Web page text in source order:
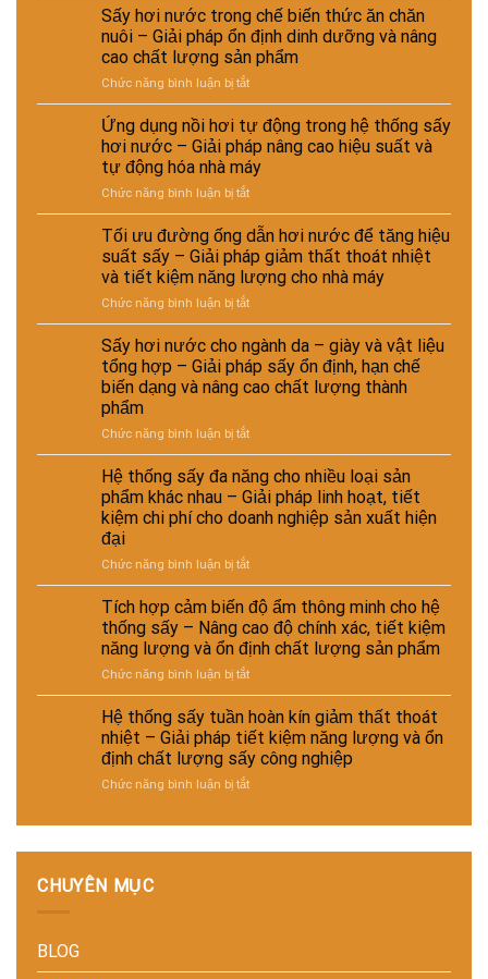
lý
nguyên
liệu
tái
chế
phục
vụ
sản
xuất
công
nghiệp
–
Giải
pháp
nâng
cao
chất
lượng
và
hiệu
suất
sánh
chi
phí
đầu
tư
giữa
hệ
thống
sấy
hơi
nước
và
sấy
điện
–
Lựa
chọn
giải
pháp
kinh
tế
cho
máy
Sấy hơi nước trong chế biến thức ăn chăn
nuôi – Giải pháp ổn định dinh dưỡng và nâng
cao chất lượng sản phẩm
Chức năng bình luận bị tắtở
Sấy
hơi
nước
trong
chế
biến
thức
ăn
chăn
nuôi
–
Giải
pháp
ổn
định
dinh
dưỡng
nâng
cao
chất
lượng
sản
phẩm
Ứng dụng nồi hơi tự động trong hệ thống sấy
hơi nước – Giải pháp nâng cao hiệu suất và
tự động hóa nhà máy
Chức năng bình luận bị tắtở
Ứng
dụng
nồi
hơi
tự
động
trong
hệ
thống
sấy
hơi
–
Giải
pháp
nâng
cao
hiệu
và
động
hóa
nhà
máy
Tối ưu đường ống dẫn hơi nước để tăng hiệu
suất sấy – Giải pháp giảm thất thoát nhiệt
và tiết kiệm năng lượng cho nhà máy
Chức năng bình luận bị tắtở
Tối
ưu
đường
ống
dẫn
nước
hiệu
suất
sấy
Giải
giảm
thất
thoát
nhiệt
và
kiệm
năng
lượng
cho
nhà
Sấy hơi nước cho ngành da – giày và vật liệu
tổng hợp – Giải pháp sấy ổn định, hạn chế
biến dạng và nâng cao chất lượng thành
phẩm
Chức năng bình luận bị tắtở
Sấy
hơi
nước
cho
ngành
–
và
vật
liệu
tổng
hợp
–
Giải
pháp
sấy
ổn
định,
thành
Hệ thống sấy đa năng cho nhiều loại sản
phẩm khác nhau – Giải pháp linh hoạt, tiết
kiệm chi phí cho doanh nghiệp sản xuất hiện
đại
Chức năng bình luận bị tắtở
Hệ
thống
sấy
đa
năng
cho
nhiều
loại
sản
phẩm
khác
nhau
Giải
cho
Tích hợp cảm biến độ ẩm thông minh cho hệ
thống sấy – Nâng cao độ chính xác, tiết kiệm
năng lượng và ổn định chất lượng sản phẩm
Chức năng bình luận bị tắtở
Tích
hợp
cảm
biến
độ
ẩm
độ
Hệ thống sấy tuần hoàn kín giảm thất thoát
nhiệt – Giải pháp tiết kiệm năng lượng và ổn
định chất lượng sấy công nghiệp
Chức năng bình luận bị tắtở
nhiệt
CHUYÊN MỤC
BLOG